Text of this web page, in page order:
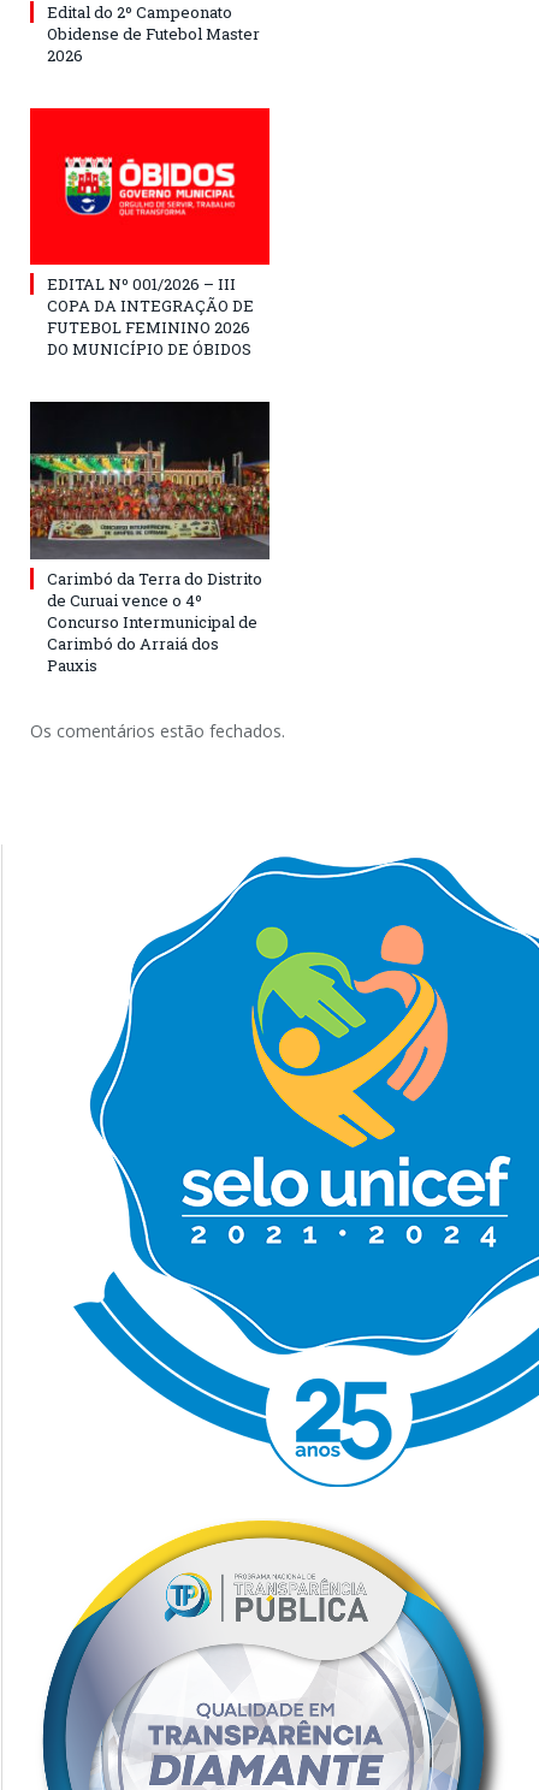
Edital do 2º Campeonato
Obidense de Futebol Master
2026
EDITAL Nº 001/2026 – III
COPA DA INTEGRAÇÃO DE
FUTEBOL FEMININO 2026
DO MUNICÍPIO DE ÓBIDOS
Carimbó da Terra do Distrito
de Curuai vence o 4º
Concurso Intermunicipal de
Carimbó do Arraiá dos
Pauxis
Os comentários estão fechados.